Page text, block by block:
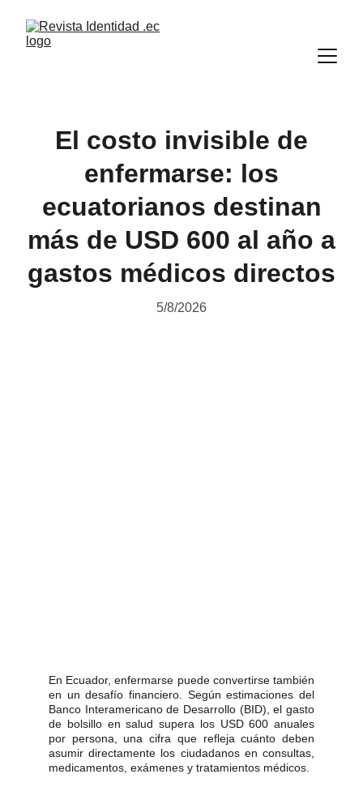
El costo invisible de
enfermarse: los
ecuatorianos destinan
más de USD 600 al año a
gastos médicos directos
5/8/2026
En Ecuador, enfermarse puede convertirse también
en un desafío financiero. Según estimaciones del
Banco Interamericano de Desarrollo (BID), el gasto
de bolsillo en salud supera los USD 600 anuales
por persona, una cifra que refleja cuánto deben
asumir directamente los ciudadanos en consultas,
medicamentos, exámenes y tratamientos médicos.